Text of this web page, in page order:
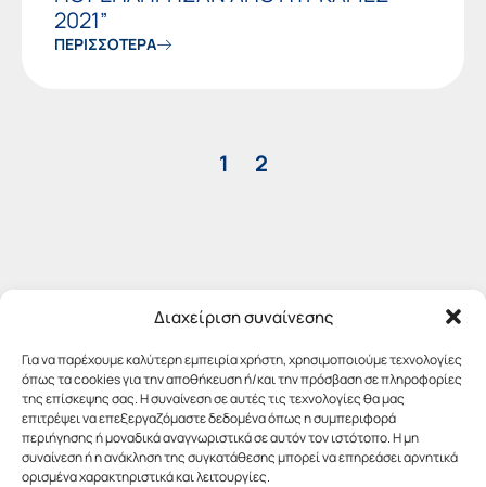
Διαχείριση συναίνεσης
Για να παρέχουμε καλύτερη εμπειρία χρήστη, χρησιμοποιούμε τεχνολογίες
όπως τα cookies για την αποθήκευση ή/και την πρόσβαση σε πληροφορίες
της επίσκεψης σας. Η συναίνεση σε αυτές τις τεχνολογίες θα μας
επιτρέψει να επεξεργαζόμαστε δεδομένα όπως η συμπεριφορά
περιήγησης ή μοναδικά αναγνωριστικά σε αυτόν τον ιστότοπο. Η μη
συναίνεση ή η ανάκληση της συγκατάθεσης μπορεί να επηρεάσει αρνητικά
ορισμένα χαρακτηριστικά και λειτουργίες.
2021”
ΠΕΡΙΣΣΟΤΕΡΑ
1 2